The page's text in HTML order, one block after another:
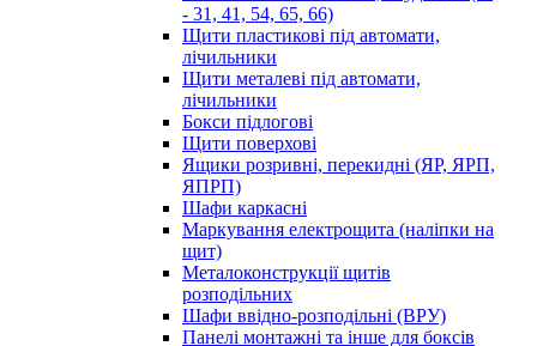
- 31, 41, 54, 65, 66)
Щити пластикові під автомати,
лічильники
Щити металеві під автомати,
лічильники
Бокси підлогові
Щити поверхові
Ящики розривні, перекидні (ЯР, ЯРП,
ЯПРП)
Шафи каркасні
Маркування електрощита (наліпки на
щит)
Металоконструкції щитів
розподільних
Шафи ввідно-розподільні (ВРУ)
Панелі монтажні та інше для боксів